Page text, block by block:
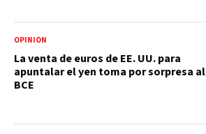
OPINIÓN
La venta de euros de EE. UU. para
apuntalar el yen toma por sorpresa al
BCE